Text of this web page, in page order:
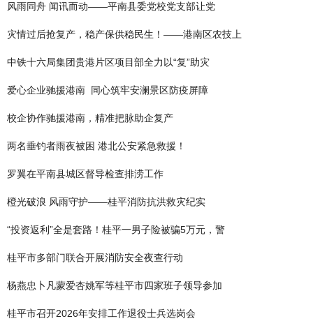
风雨同舟 闻讯而动——平南县委党校党支部让党
灾情过后抢复产，稳产保供稳民生！——港南区农技上
中铁十六局集团贵港片区项目部全力以“复”助灾
爱心企业驰援港南 同心筑牢安澜景区防疫屏障
校企协作驰援港南，精准把脉助企复产
两名垂钓者雨夜被困 港北公安紧急救援！
罗翼在平南县城区督导检查排涝工作
橙光破浪 风雨守护——桂平消防抗洪救灾纪实
“投资返利”全是套路！桂平一男子险被骗5万元，警
桂平市多部门联合开展消防安全夜查行动
杨燕忠卜凡蒙爱杏姚军等桂平市四家班子领导参加
桂平市召开2026年安排工作退役士兵选岗会